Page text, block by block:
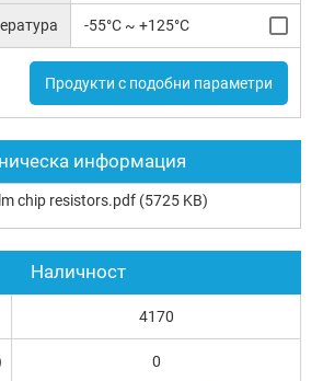
-55°C ~ +125°C
Продукти с подобни параметри
информация
chip resistors.pdf (5725 KB)
Наличност
4170
0